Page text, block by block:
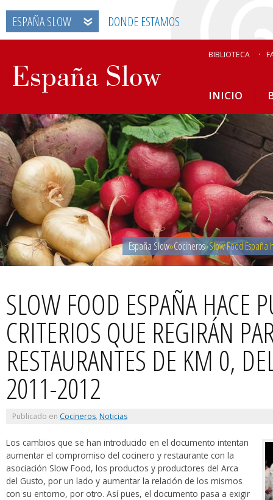
ESPAÑA SLOW DONDE ESTAMOS
BIBLIOTECA
INICIO
España Slow»Cocineros»Slow Food
SLOW FOOD ESPAÑA HACE
CRITERIOS QUE REGIRÁN
RESTAURANTES DE KM 0,
2011-2012
Publicado en Cocineros, Noticias
Los cambios que se han introducido en el documento intentan
aumentar el compromiso del cocinero y restaurante con la
asociación Slow Food, los productos y productores del Arca
del Gusto, por un lado y aumentar la relación de los mismos
con su entorno, por otro. Así pues, el documento pasa a exigir